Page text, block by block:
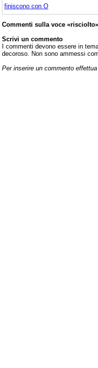
finiscono con O
Commenti sulla voce «risciolto»
Scrivi un commento
I commenti devono essere in
decoroso. Non sono ammessi
Per inserire un commento